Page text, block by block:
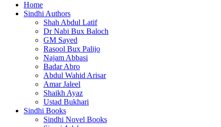
Home
Sindhi Authors
Shah Abdul Latif
Dr Nabi Bux Baloch
GM Sayed
Rasool Bux Palijo
Najam Abbasi
Badar Abro
Abdul Wahid Arisar
Amar Jaleel
Shaikh Ayaz
Ustad Bukhari
Sindhi Books
Sindhi Novel Books